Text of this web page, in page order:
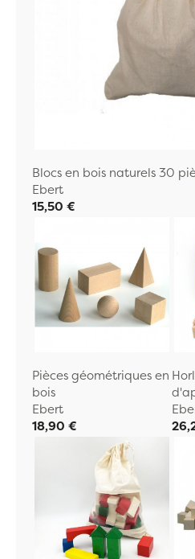
Blocs en bois naturels 30
Ebert
15,50 €
Pièces géométriques en
bois
Ebert
18,90 €